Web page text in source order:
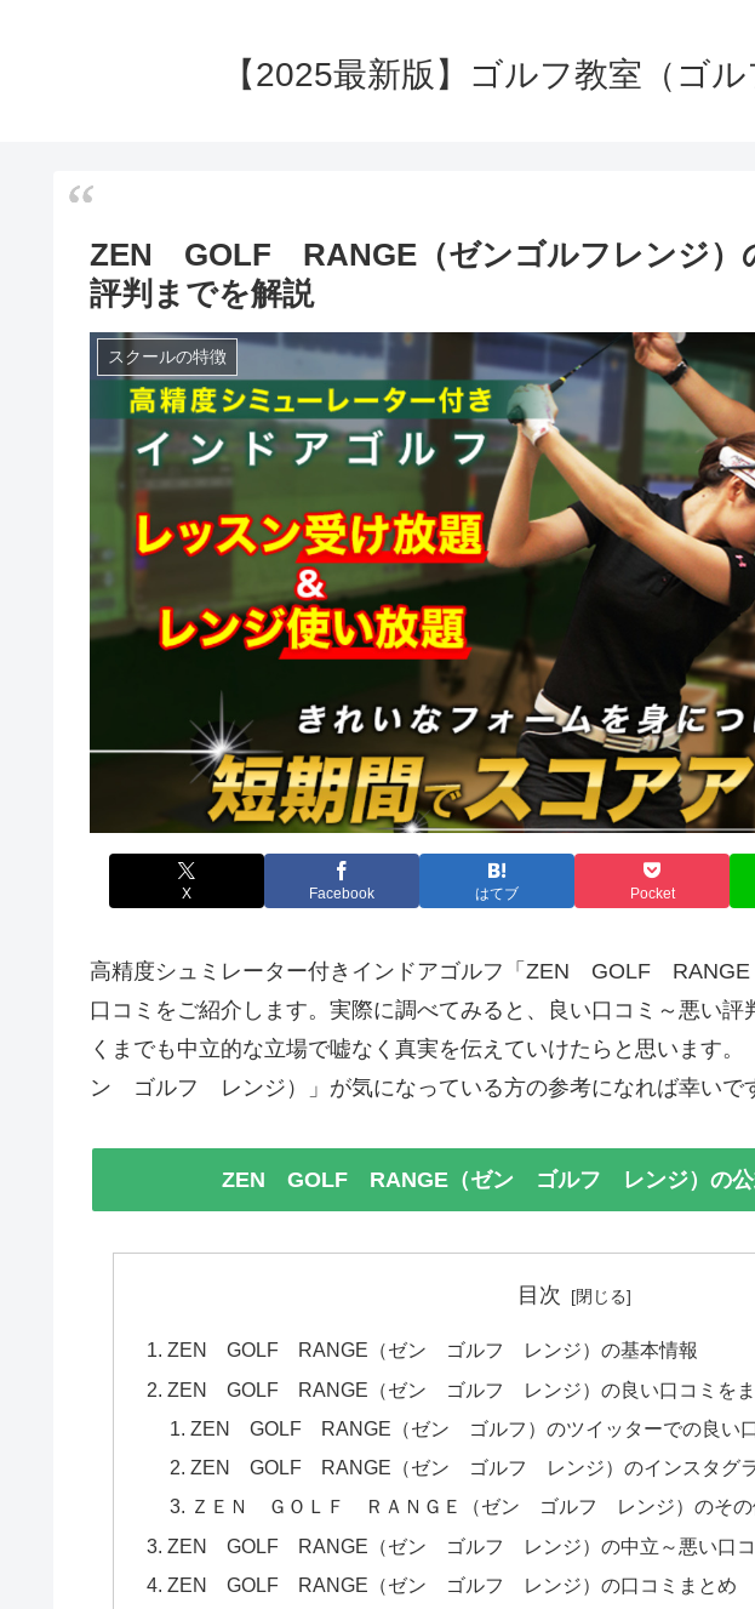
【2025最新版】ゴルフ教室（ゴ
ZEN GOLF RANGE（ゼンゴルフレンジ）
評判までを解説
スクールの特徴
X Facebook はてブ Pocket
高精度シュミレーター付きインドアゴルフ「ZEN GOLF
口コミをご紹介します。実際に調べてみると、良い口コミ～悪い
くまでも中立的な立場で嘘なく真実を伝えていけたらと思いま
ン ゴルフ レンジ）」が気になっている方の参考になれば幸いで
ZEN GOLF RANGE（ゼン ゴルフ レンジ）の公
目次
ZEN GOLF RANGE（ゼン ゴルフ レンジ）の基本情報
ZEN GOLF RANGE（ゼン ゴルフ レンジ）の良い口コミをま
ZEN GOLF RANGE（ゼン ゴルフ）のツイッターでの良い
ZEN GOLF RANGE（ゼン ゴルフ レンジ）のインスタグラ
ＺＥＮ ＧＯＬＦ ＲＡＮＧＥ（ゼン ゴルフ レンジ）のその
ZEN GOLF RANGE（ゼン ゴルフ レンジ）の中立～悪い口コ
ZEN GOLF RANGE（ゼン ゴルフ レンジ）の口コミまとめ